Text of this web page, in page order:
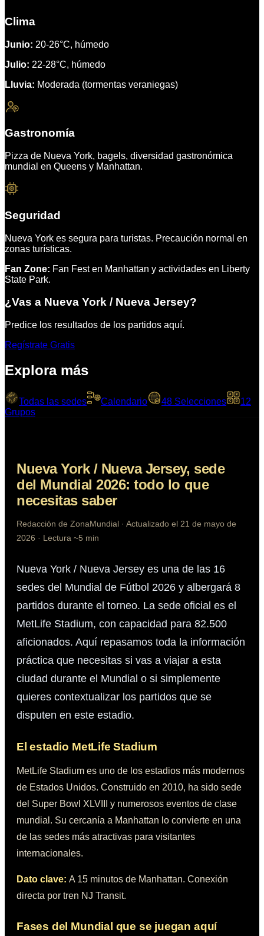
Clima
Junio: 20-26°C, húmedo
Julio: 22-28°C, húmedo
Lluvia: Moderada (tormentas veraniegas)
Gastronomía
Pizza de Nueva York, bagels, diversidad gastronómica
mundial en Queens y Manhattan.
Seguridad
Nueva York es segura para turistas. Precaución normal en
zonas turísticas.
Fan Zone: Fan Fest en Manhattan y actividades en Liberty
State Park.
¿Vas a Nueva York / Nueva Jersey?
Predice los resultados de los partidos aquí.
Regístrate Gratis
Explora más
Todas las sedes Calendario 48 48 Selecciones
A
B
C
D
12
Grupos
Nueva York / Nueva Jersey, sede
del Mundial 2026: todo lo que
necesitas saber
Redacción de ZonaMundial · Actualizado el 21 de mayo de
2026 · Lectura ~5 min
Nueva York / Nueva Jersey es una de las 16
sedes del Mundial de Fútbol 2026 y albergará 8
partidos durante el torneo. La sede oficial es el
MetLife Stadium, con capacidad para 82.500
aficionados. Aquí repasamos toda la información
práctica que necesitas si vas a viajar a esta
ciudad durante el Mundial o si simplemente
quieres contextualizar los partidos que se
disputen en este estadio.
El estadio MetLife Stadium
MetLife Stadium es uno de los estadios más modernos
de Estados Unidos. Construido en 2010, ha sido sede
del Super Bowl XLVIII y numerosos eventos de clase
mundial. Su cercanía a Manhattan lo convierte en una
de las sedes más atractivas para visitantes
internacionales.
Dato clave: A 15 minutos de Manhattan. Conexión
directa por tren NJ Transit.
Fases del Mundial que se juegan aquí